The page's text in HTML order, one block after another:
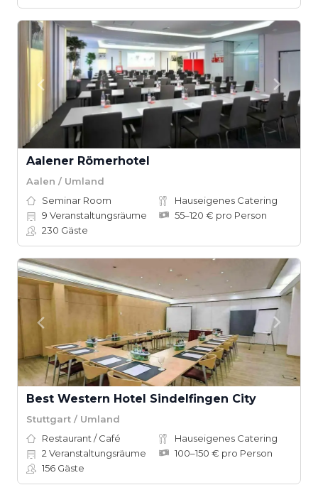
Aalener Römerhotel
Aalen / Umland
Seminar Room
Hauseigenes Catering
9 Veranstaltungsräume
55–120 € pro Person
230 Gäste
Best Western Hotel Sindelfingen City
Stuttgart / Umland
Restaurant / Café
Hauseigenes Catering
2 Veranstaltungsräume
100–150 € pro Person
156 Gäste